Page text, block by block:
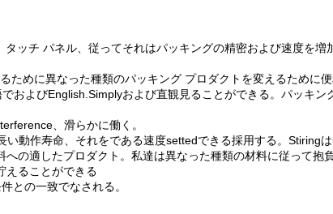
ッチ パネル、従ってそれはパッキングの精密および速度を
めに異なった種類のパッキング プロダクトを変えるために便
およびEnglish.Simplyおよび直観見ることができる。パッキ
、滑らかに働く。
動作寿命、それをである速度settedできる採用する。Stiring
の適したプロダクト。私達は異なった種類の材料に従って抱
えることができる
との一致でなされる。